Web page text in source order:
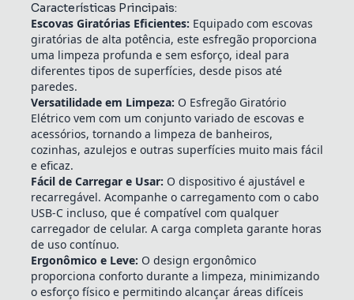
Características Principais:
Escovas Giratórias Eficientes: Equipado com escovas
giratórias de alta potência, este esfregão proporciona
uma limpeza profunda e sem esforço, ideal para
diferentes tipos de superfícies, desde pisos até
paredes.
Versatilidade em Limpeza: O Esfregão Giratório
Elétrico vem com um conjunto variado de escovas e
acessórios, tornando a limpeza de banheiros,
cozinhas, azulejos e outras superfícies muito mais fácil
e eficaz.
Fácil de Carregar e Usar: O dispositivo é ajustável e
recarregável. Acompanhe o carregamento com o cabo
USB-C incluso, que é compatível com qualquer
carregador de celular. A carga completa garante horas
de uso contínuo.
Ergonômico e Leve: O design ergonômico
proporciona conforto durante a limpeza, minimizando
o esforço físico e permitindo alcançar áreas difíceis